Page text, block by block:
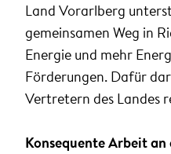
Land Vorarlberg
gemeinsamen Weg in
Energie und mehr
Förderungen. Dafür
Vertretern des Landes
Konsequente Arbeit